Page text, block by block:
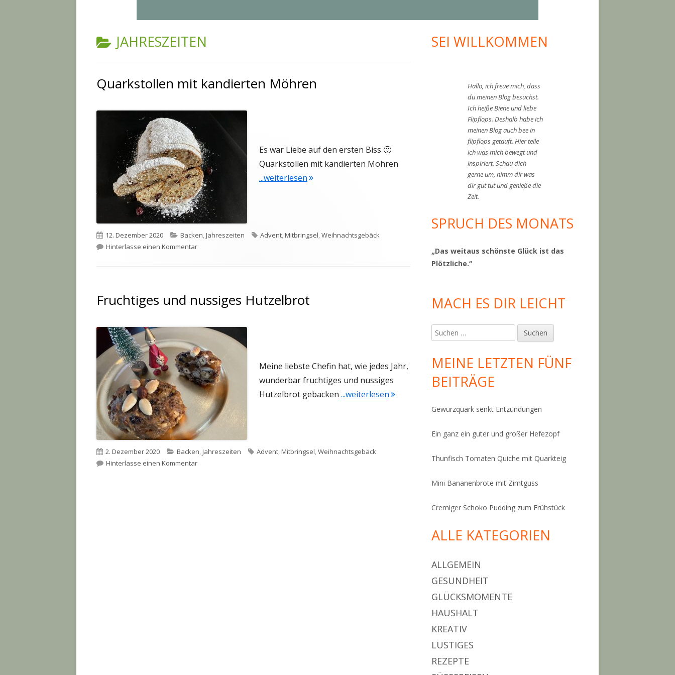
MUFFINS JUBILÄUM
KATEGORIE:
JAHRESZEITEN
Quarkstollen mit kandierten Möhren
Es war Liebe auf den ersten Biss 🙂
Quarkstollen mit kandierten Möhren
...weiterlesen"Quarkstollen mit kandierten Möhren"
Veröffentlicht
am
12. Dezember 2020 Kategorien
Backen,Jahreszeiten Schlagwörter
Advent,Mitbringsel,Weihnachtsgebäck
Hinterlasse einen Kommentarzu Quarkstollen mit kandierten Möhren
Fruchtiges und nussiges Hutzelbrot
Meine liebste Chefin hat, wie jedes Jahr,
wunderbar fruchtiges und nussiges
Hutzelbrot gebacken ...weiterlesen"Fruchtiges und nussiges Hutzelbrot"
Veröffentlicht
am
2. Dezember 2020 Kategorien
Backen,Jahreszeiten Schlagwörter
Advent,Mitbringsel,Weihnachtsgebäck
Hinterlasse einen Kommentarzu Fruchtiges und nussiges Hutzelbrot
Haupt-
SEI WILLKOMMEN
Hallo, ich freue mich, dass
du meinen Blog besuchst.
Ich heiße Biene und liebe
Flipflops. Deshalb habe ich
meinen Blog auch bee in
flipflops getauft. Hier teile
ich was mich bewegt und
inspiriert. Schau dich
gerne um, nimm dir was
dir gut tut und genieße die
Zeit.
SPRUCH DES MONATS
„Das weitaus schönste Glück ist das
Plötzliche.“
MACH ES DIR LEICHT
Suchen
nach:
MEINE LETZTEN FÜNF
BEITRÄGE
Gewürzquark senkt Entzündungen
Ein ganz ein guter und großer Hefezopf
Thunfisch Tomaten Quiche mit Quarkteig
Mini Bananenbrote mit Zimtguss
Cremiger Schoko Pudding zum Frühstück
ALLE KATEGORIEN
ALLGEMEIN
GESUNDHEIT
GLÜCKSMOMENTE
HAUSHALT
KREATIV
LUSTIGES
REZEPTE